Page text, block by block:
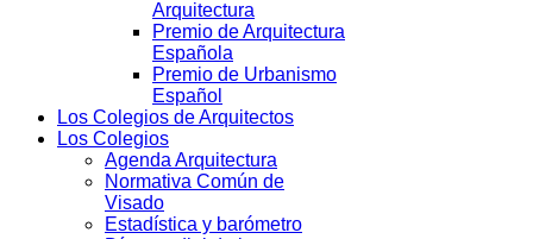
Arquitectura
Premio de Arquitectura
Española
Premio de Urbanismo
Español
Los Colegios de Arquitectos
Los Colegios
Agenda Arquitectura
Normativa Común de
Visado
Estadística y barómetro